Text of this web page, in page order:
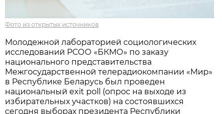
Фото из открытых источников
Молодежной лабораторией социологических
исследований РСОО «БКМО» по заказу
национального представительства
Межгосударственной телерадиокомпании «Мир»
в Республике Беларусь был проведен
национальный exit poll (опрос на выходе из
избирательных участков) на состоявшихся
сегодня выборах президента Республики